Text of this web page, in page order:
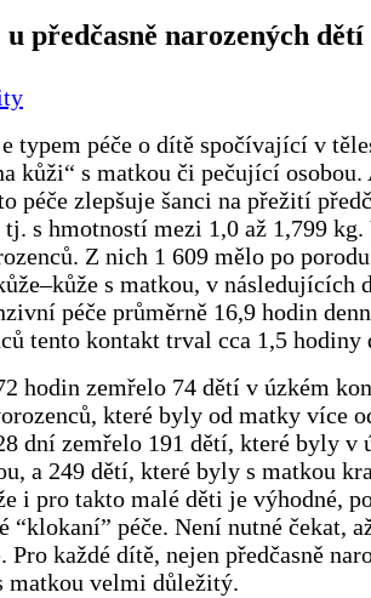
předčasně narozených dětí
typem péče o dítě spočívající v
kůži“ s matkou či pečující
péče zlepšuje šanci na přežití
s hmotností mezi 1,0 až 1,799
Z nich 1 609 mělo po
s matkou, v následujících
péče průměrně 16,9 hodin
tento kontakt trval cca 1,5 hodiny
hodin zemřelo 74 dětí v úzkém
které byly od matky více
dní zemřelo 191 dětí, které byly v
a 249 dětí, které byly s matkou
i pro takto malé děti je výhodné,
“klokaní” péče. Není nutné čekat,
každé dítě, nejen předčasně
matkou velmi důležitý.